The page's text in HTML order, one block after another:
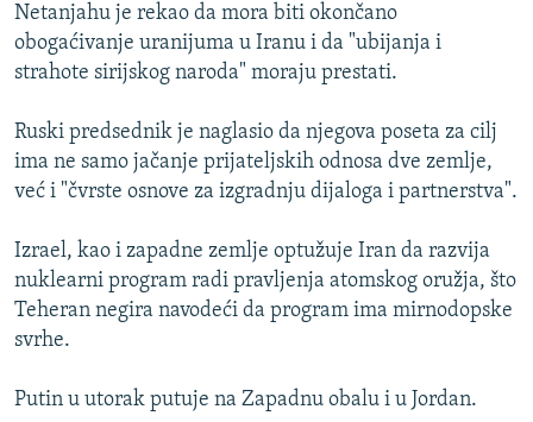
NASTANAK I RASPAD JUGOSLAVIJE
Netanjahu je rekao da mora biti okončano
obogaćivanje uranijuma u Iranu i da "ubijanja i
strahote sirijskog naroda" moraju prestati.
Ruski predsednik je naglasio da njegova poseta za cilj
ima ne samo jačanje prijateljskih odnosa dve zemlje,
već i "čvrste osnove za izgradnju dijaloga i partnerstva".
Izrael, kao i zapadne zemlje optužuje Iran da razvija
nuklearni program radi pravljenja atomskog oružja, što
Teheran negira navodeći da program ima mirnodopske
svrhe.
Putin u utorak putuje na Zapadnu obalu i u Jordan.